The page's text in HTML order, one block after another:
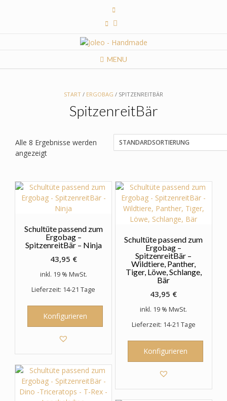
MENU
START / ERGOBAG / SPITZENREITBÄR
SpitzenreitBär
Alle 8 Ergebnisse werden
angezeigt
Schultüte passend zum
Ergobag –
SpitzenreitBär – Ninja
43,95 €
inkl. 19 % MwSt.
Lieferzeit: 14-21 Tage
Konfigurieren
Schultüte passend zum
Ergobag –
SpitzenreitBär –
Wildtiere, Panther,
Tiger, Löwe, Schlange,
Bär
43,95 €
inkl. 19 % MwSt.
Lieferzeit: 14-21 Tage
Konfigurieren